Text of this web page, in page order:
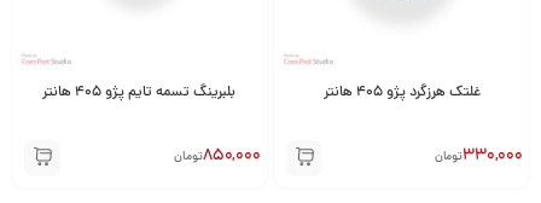
غلتک هرزگرد پژو 405 هانتر
330,000تومان
بلبرینگ تسمه تایم پژو 405 هانتر
850,000تومان